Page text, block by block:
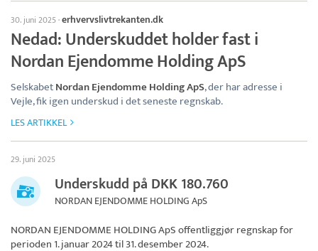
30. juni 2025·erhvervslivtrekanten.dk
Nedad: Underskuddet holder fast i
Nordan Ejendomme Holding ApS
SelskabetNordan Ejendomme Holding ApS, der har adresse i
Vejle, fik igen underskud i det seneste regnskab.
LES ARTIKKEL
29. juni 2025
Underskudd på DKK 180.760
NORDAN EJENDOMME HOLDING ApS
NORDAN EJENDOMME HOLDING ApSoffentliggjør regnskap for
perioden 1. januar 2024 til 31. desember 2024.